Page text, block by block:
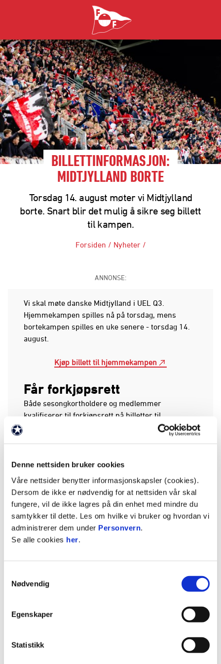
Denne nettsiden bruker cookies
Våre nettsider benytter informasjonskapsler (cookies).
Dersom de ikke er nødvendig for at nettsiden vår skal
fungere, vil de ikke lagres på din enhet med mindre du
samtykker til dette. Les om hvilke vi bruker og hvordan vi
administrerer dem under Personvern.
Se alle cookies her.
Nødvendig
Egenskaper
Statistikk
BILLETTINFORMASJON:
MIDTJYLLAND BORTE
Torsdag 14. august møter vi Midtjylland
borte. Snart blir det mulig å sikre seg billett
til kampen.
Forsiden / Nyheter /
ANNONSE:
Vi skal møte danske Midtjylland i UEL Q3.
Hjemmekampen spilles nå på torsdag, mens
bortekampen spilles en uke senere - torsdag 14.
august.
Kjøp billett til hjemmekampen
Får forkjøpsrett
Både sesongkortholdere og medlemmer
kvalifiserer til forkjøpsrett på billetter til
bortekampen i Herning. Det holdes av en egen
kvote for disse. Det vil bli sendt ut en e-post i
et bevis på at du har kjøpt billetter, men dette er
ikke gyldige kampbilletter. Gyldige kampbilletter
vil bli sendt til den e-postadressen som blir
registrert ved kjøp av bortebilletter i TicketCo.
Kampbillettene sendes senest ut i neste uke, i
forkant av kampen.
Det åpne salget starter i morgen, onsdag, klokken
medlemmer/sesongkortholdere vil fortsatt være
Det vil bli samme fremgangsmåte på billettsalget